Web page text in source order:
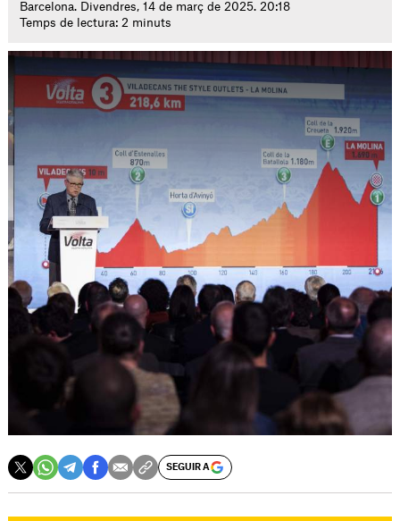
Barcelona. Divendres, 14 de març de 2025. 20:18
Temps de lectura: 2 minuts
SEGUIR A